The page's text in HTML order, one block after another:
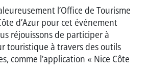
l’Office de Tourisme
d’Azur pour cet événement
réjouissons de participer à
touristique à travers des outils
comme l’application « Nice Côte